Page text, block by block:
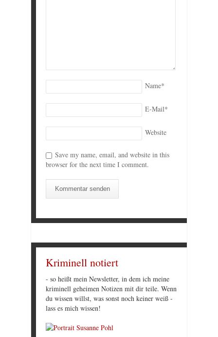
Name*
E-Mail*
Website
Save my name, email, and website in this
browser for the next time I comment.
Kriminell notiert
- so heißt mein Newsletter, in dem ich meine
kriminell geheimen Notizen mit dir teile. Wenn
du wissen willst, was sonst noch keiner weiß -
lass es mich wissen!